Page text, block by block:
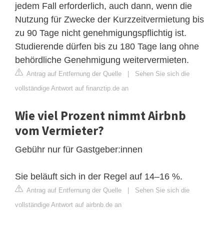
jedem Fall erforderlich, auch dann, wenn die
Nutzung für Zwecke der Kurzzeitvermietung bis
zu 90 Tage nicht genehmigungspflichtig ist.
Studierende dürfen bis zu 180 Tage lang ohne
behördliche Genehmigung weitervermieten.
Antrag auf Entfernung der Quelle | Sehen Sie sich die
vollständige Antwort auf finanztip.de an
Wie viel Prozent nimmt Airbnb
vom Vermieter?
Gebühr nur für Gastgeber:innen
Sie beläuft sich in der Regel auf 14–16 %.
Antrag auf Entfernung der Quelle | Sehen Sie sich die
vollständige Antwort auf airbnb.de an